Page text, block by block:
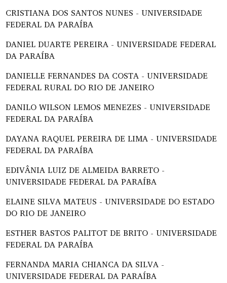
CRISTIANA DOS SANTOS NUNES - UNIVERSIDADE
FEDERAL DA PARAÍBA
DANIEL DUARTE PEREIRA - UNIVERSIDADE FEDERAL
DA PARAÍBA
DANIELLE FERNANDES DA COSTA - UNIVERSIDADE
FEDERAL RURAL DO RIO DE JANEIRO
DANILO WILSON LEMOS MENEZES - UNIVERSIDADE
FEDERAL DA PARAÍBA
DAYANA RAQUEL PEREIRA DE LIMA - UNIVERSIDADE
FEDERAL DA PARAÍBA
EDIVÂNIA LUIZ DE ALMEIDA BARRETO -
UNIVERSIDADE FEDERAL DA PARAÍBA
ELAINE SILVA MATEUS - UNIVERSIDADE DO ESTADO
DO RIO DE JANEIRO
ESTHER BASTOS PALITOT DE BRITO - UNIVERSIDADE
FEDERAL DA PARAÍBA
FERNANDA MARIA CHIANCA DA SILVA -
UNIVERSIDADE FEDERAL DA PARAÍBA